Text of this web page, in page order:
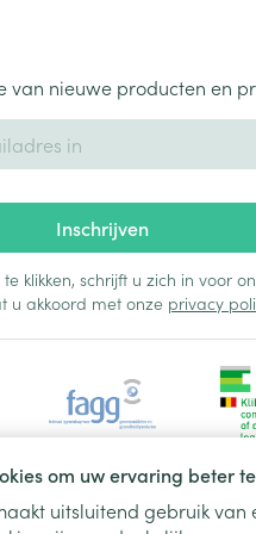
om uw ervaring beter
uitsluitend gebruik van
van nieuwe producten en
Inschrijven
klikken, schrijft u zich in voor
u akkoord met onze privacy